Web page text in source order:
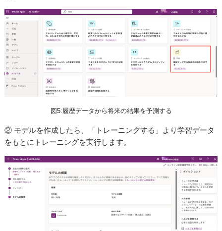
図5:履歴データから将来の結果を予測する
② モデルを作成したら、「トレーニングする」より学習データ
をもとにトレーニングを実行します。